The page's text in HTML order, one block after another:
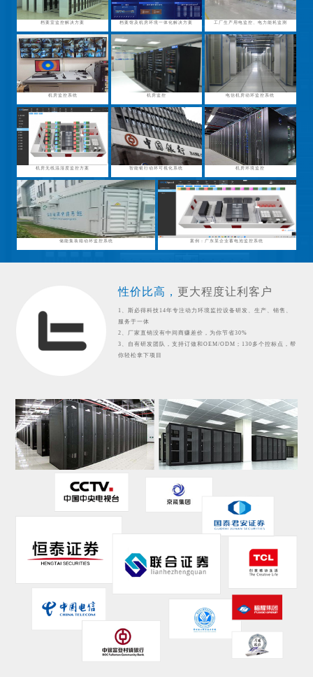
档案室监控解决方案 档案馆及机房环境一体化解决方案 工厂生产用电监控、电力能耗监测
机房监控系统 机房监控 电信机房动环监控系统
机房无线温湿度监控方案 智能银行动环可视化系统 机房环境监控
储能集装箱动环监控系统 案例：广东某企业蓄电池监控系统
性价比高， 更大程度让利客户
1、斯必得科技14年专注动力环境监控设备研发、生产、销售、
服务于一体
2、厂家直销没有中间商赚差价，为你节省30%
3、自有研发团队，支持订做和OEM/ODM；130多个控标点，帮
你轻松拿下项目